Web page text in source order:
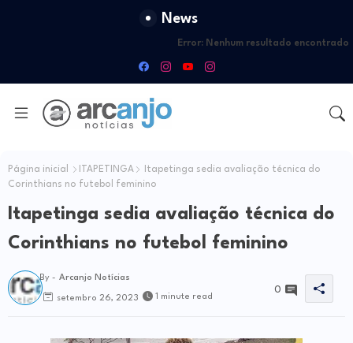
News
Error: Nenhum resultado encontrado
Página inicial ITAPETINGA
Itapetinga sedia avaliação técnica do
Corinthians no futebol feminino
Itapetinga sedia avaliação técnica do
Corinthians no futebol feminino
By - Arcanjo Notícias
setembro 26, 2023 1 minute read
0